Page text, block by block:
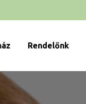
Rendelőnk